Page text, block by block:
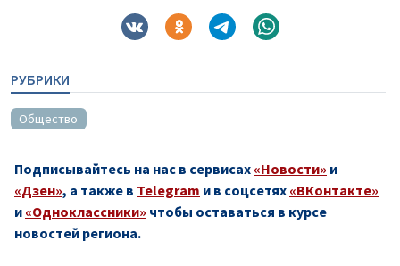
РУБРИКИ
Общество
Подписывайтесь на нас в сервисах «Новости» и
«Дзен», а также в Telegram и в соцсетях «ВКонтакте»
и «Одноклассники» чтобы оставаться в курсе
новостей региона.